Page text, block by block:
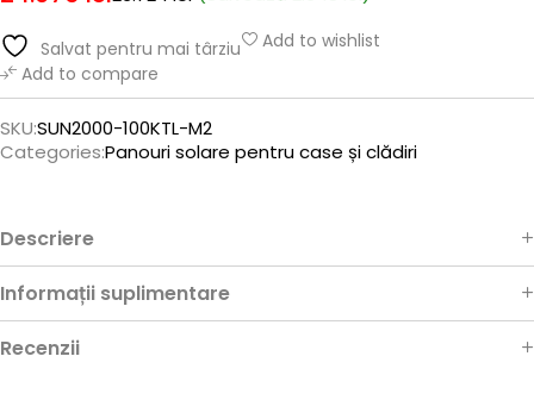
Salvat pentru mai târziu
Add to wishlist
Add to compare
SKU:SUN2000-100KTL-M2
Categories:Panouri solare pentru case și clădiri
Descriere
Informații suplimentare
Recenzii